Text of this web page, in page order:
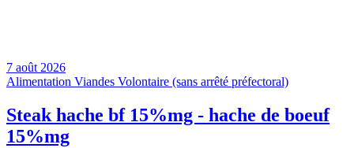
7 août 2026
Alimentation Viandes Volontaire (sans arrêté préfectoral)
Steak hache bf 15%mg - hache de boeuf
15%mg